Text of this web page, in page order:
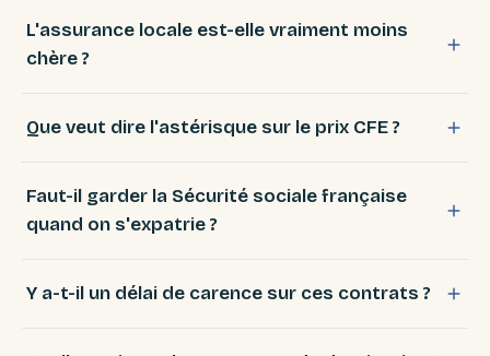
L'assurance locale est-elle vraiment moins
chère ?
Que veut dire l'astérisque sur le prix CFE ?
Faut-il garder la Sécurité sociale française
quand on s'expatrie ?
Y a-t-il un délai de carence sur ces contrats ?